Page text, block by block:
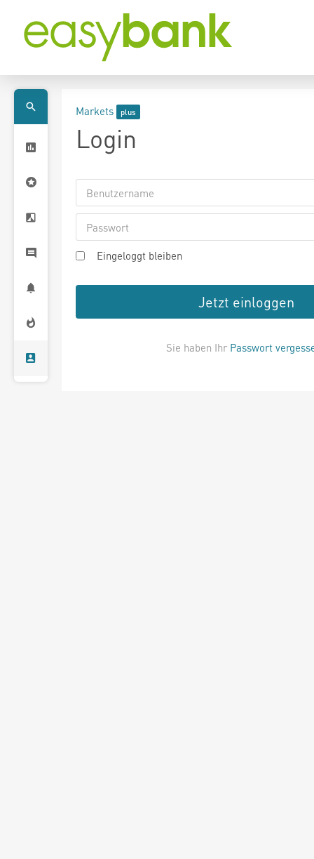
Markets
Login
Eingeloggt bleiben
Jetzt einloggen
Sie haben Ihr Passwort